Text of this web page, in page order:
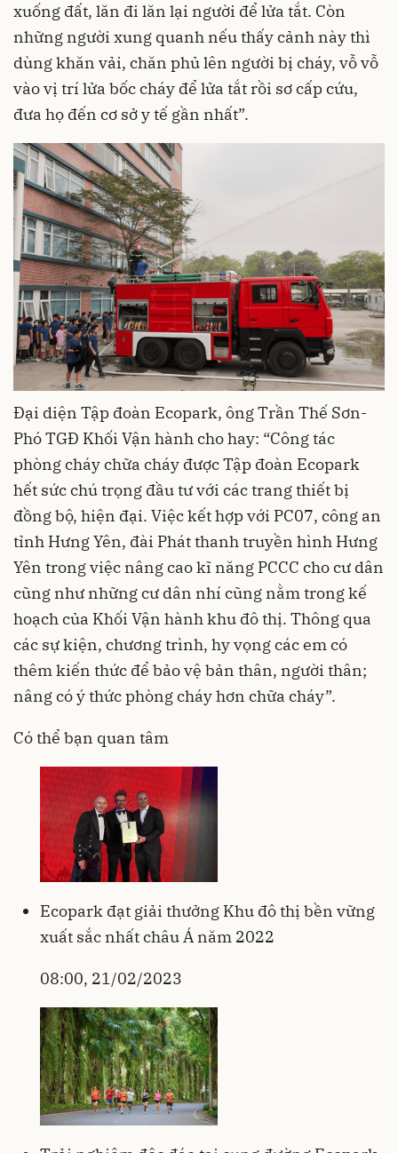
xuống đất, lăn đi lăn lại người để lửa tắt. Còn
những người xung quanh nếu thấy cảnh này thì
dùng khăn vải, chăn phủ lên người bị cháy, vỗ vỗ
vào vị trí lửa bốc cháy để lửa tắt rồi sơ cấp cứu,
đưa họ đến cơ sở y tế gần nhất”.
Đại diện Tập đoàn Ecopark, ông Trần Thế Sơn-
Phó TGĐ Khối Vận hành cho hay: “Công tác
phòng cháy chữa cháy đượcTập đoàn Ecopark
hết sức chú trọng đầu tư với các trang thiết bị
đồng bộ, hiện đại. Việc kết hợp với PC07, công an
tỉnh Hưng Yên, đài Phát thanh truyền hình Hưng
Yên trong việc nâng cao kĩ năng PCCC cho cư dân
cũng như những cư dân nhí cũng nằm trong kế
hoạch của Khối Vận hành khu đô thị. Thông qua
các sự kiện, chương trình, hy vọng các em có
thêm kiến thức để bảo vệ bản thân, người thân;
nâng có ý thức phòng cháy hơn chữa cháy”.
Có thể bạn quan tâm
Ecopark đạt giải thưởng Khu đô thị bền vững
xuất sắc nhất châu Á năm 2022
08:00, 21/02/2023